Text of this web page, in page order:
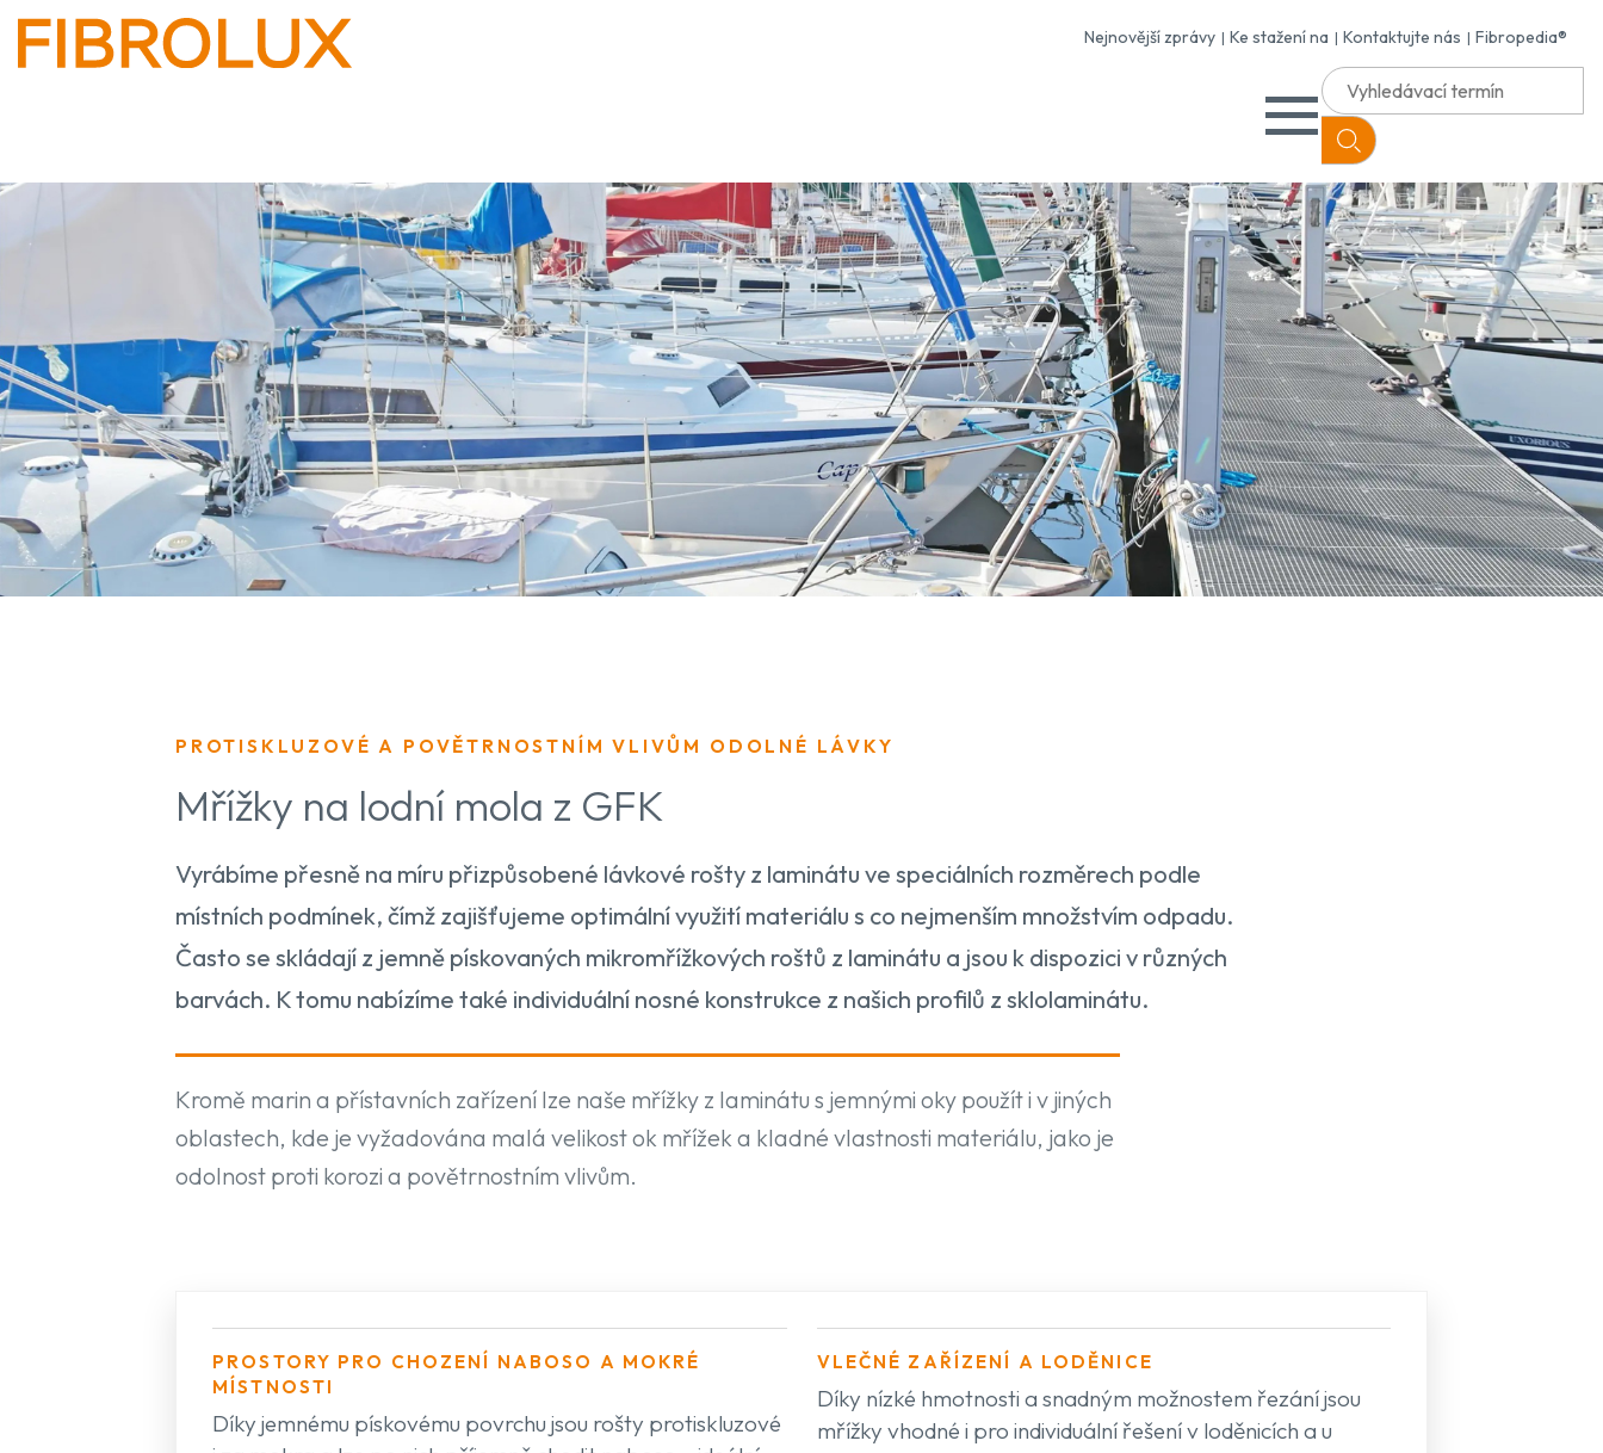
Nejnovější zprávy Ke stažení na Kontaktujte nás Fibropedia®
PROTISKLUZOVÉ A POVĚTRNOSTNÍM VLIVŮM ODOLNÉ LÁVKY
Mřížky na lodní mola z GFK
Vyrábíme přesně na míru přizpůsobené lávkové rošty z laminátu ve speciálních rozměrech podle
místních podmínek, čímž zajišťujeme optimální využití materiálu s co nejmenším množstvím odpadu.
Často se skládají z jemně pískovaných mikromřížkových roštů z laminátu a jsou k dispozici v různých
barvách. K tomu nabízíme také individuální nosné konstrukce z našich profilů z sklolaminátu.
Kromě marin a přístavních zařízení lze naše mřížky z laminátu s jemnými oky použít i v jiných
oblastech, kde je vyžadována malá velikost ok mřížek a kladné vlastnosti materiálu, jako je
odolnost proti korozi a povětrnostním vlivům.
PROSTORY PRO CHOZENÍ NABOSO A MOKRÉ
MÍSTNOSTI
Díky jemnému pískovému povrchu jsou rošty protiskluzové
VLEČNÉ ZAŘÍZENÍ A LODĚNICE
Díky nízké hmotnosti a snadným možnostem řezání jsou
mřížky vhodné i pro individuální řešení v loděnicích a u